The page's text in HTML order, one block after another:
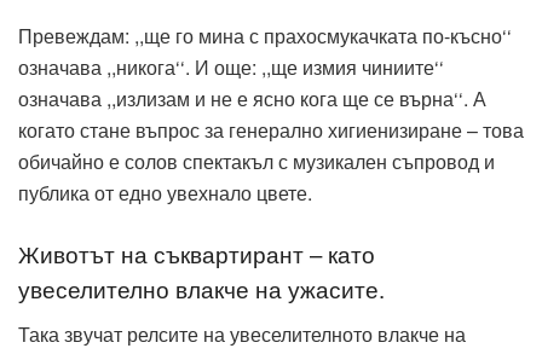
Превеждам: ,,ще го мина с прахосмукачката по-късно‘‘
означава ,,никога‘‘. И още: ,,ще измия чиниите‘‘
означава ,,излизам и не е ясно кога ще се върна‘‘. А
когато стане въпрос за генерално хигиенизиране – това
обичайно е солов спектакъл с музикален съпровод и
публика от едно увехнало цвете.
Животът на съквартирант – като
увеселително влакче на ужасите.
Така звучат релсите на увеселителното влакче на